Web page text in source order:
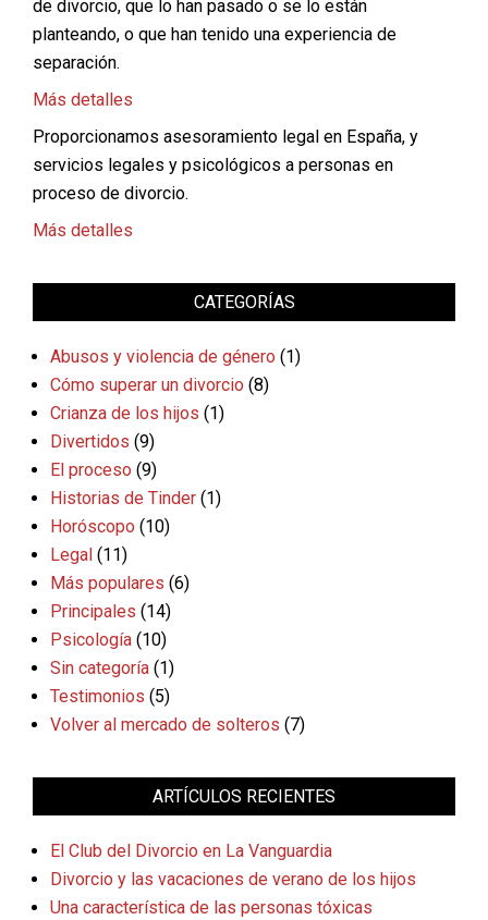
de divorcio, que lo han pasado o se lo están
planteando, o que han tenido una experiencia de
separación.
Más detalles
Proporcionamos asesoramiento legal en España, y
servicios legales y psicológicos a personas en
proceso de divorcio.
Más detalles
CATEGORÍAS
Abusos y violencia de género (1)
Cómo superar un divorcio (8)
Crianza de los hijos (1)
Divertidos (9)
El proceso (9)
Historias de Tinder (1)
Horóscopo (10)
Legal (11)
Más populares (6)
Principales (14)
Psicología (10)
Sin categoría (1)
Testimonios (5)
Volver al mercado de solteros (7)
ARTÍCULOS RECIENTES
El Club del Divorcio en La Vanguardia
Divorcio y las vacaciones de verano de los hijos
Una característica de las personas tóxicas